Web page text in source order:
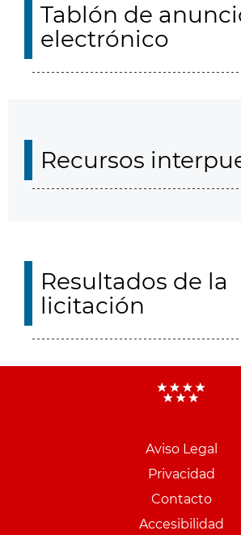
Tablón de
electrónico
Recursos
Resultados de la
licitación
Aviso Legal
Privacidad
Contacto
Accesibilidad